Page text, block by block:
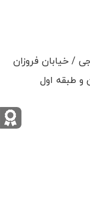
/ خیابان فروزان